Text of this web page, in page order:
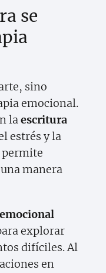
se
sino
emocional.
laescritura
estrés y la
permite
manera
explorar
difíciles. Al
en